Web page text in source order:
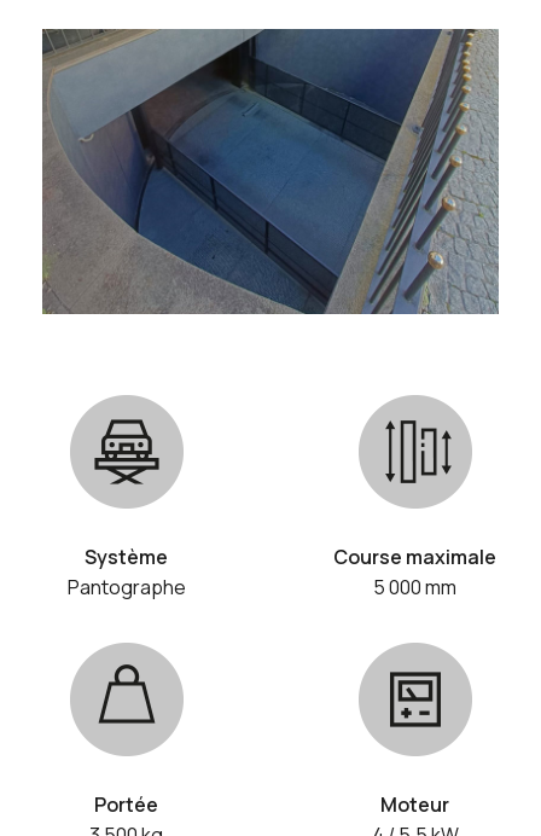
Système
Pantographe
Course maximale
5 000 mm
Portée
Moteur